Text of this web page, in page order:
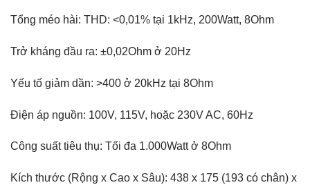
Tổng méo hài: THD: <0,01% tại 1kHz, 200Watt, 8Ohm
Trở kháng đầu ra: ±0,02Ohm ở 20Hz
Yếu tố giảm dần: >400 ở 20kHz tại 8Ohm
Điện áp nguồn: 100V, 115V, hoặc 230V AC, 60Hz
Công suất tiêu thụ: Tối đa 1.000Watt ở 8Ohm
Kích thước (Rộng x Cao x Sâu): 438 x 175 (193 có chân) x